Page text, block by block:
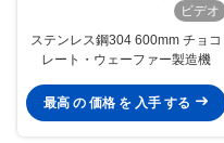
ビデオ
ステンレス鋼304 600mm チョコ
レート・ウェーファー製造機
最高 の 価格 を 入手 する